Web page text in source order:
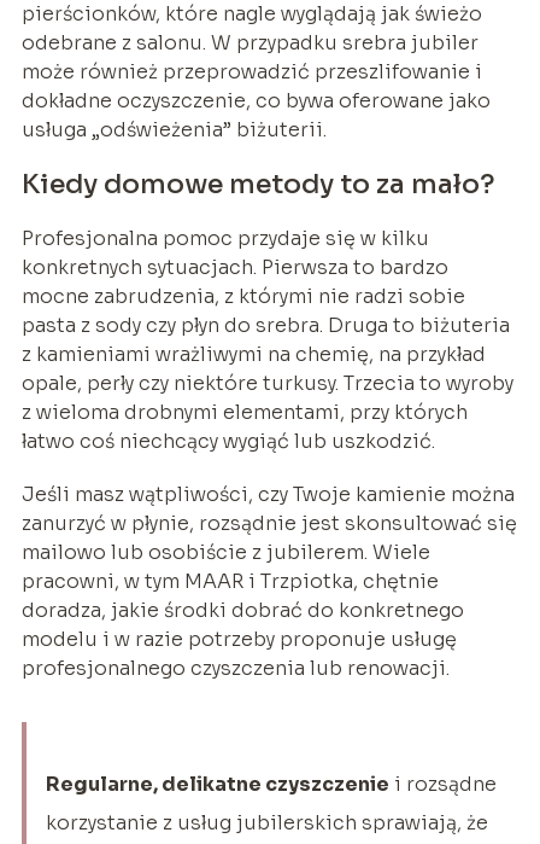
pierścionków, które nagle wyglądają jak świeżo
odebrane z salonu. W przypadku srebra jubiler
może również przeprowadzić przeszlifowanie i
dokładne oczyszczenie, co bywa oferowane jako
usługa „odświeżenia” biżuterii.
Kiedy domowe metody to za mało?
Profesjonalna pomoc przydaje się w kilku
konkretnych sytuacjach. Pierwsza to bardzo
mocne zabrudzenia, z którymi nie radzi sobie
pasta z sody czy płyn do srebra. Druga to biżuteria
z kamieniami wrażliwymi na chemię, na przykład
opale, perły czy niektóre turkusy. Trzecia to wyroby
z wieloma drobnymi elementami, przy których
łatwo coś niechcący wygiąć lub uszkodzić.
Jeśli masz wątpliwości, czy Twoje kamienie można
zanurzyć w płynie, rozsądnie jest skonsultować się
mailowo lub osobiście z jubilerem. Wiele
pracowni, w tym MAAR i Trzpiotka, chętnie
doradza, jakie środki dobrać do konkretnego
modelu i w razie potrzeby proponuje usługę
profesjonalnego czyszczenia lub renowacji.
Regularne, delikatne czyszczenie i rozsądne
korzystanie z usług jubilerskich sprawiają, że